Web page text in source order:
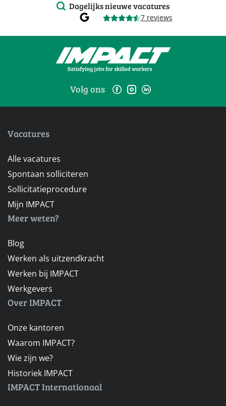
Dagelijks nieuwe vacatures
7 reviews
Volg ons
Vacatures
Alle vacatures
Spontaan solliciteren
Sollicitatieprocedure
Mijn IMPACT
Meer weten?
Blog
Werken als uitzendkracht
Werken bij IMPACT
Werkgevers
Over IMPACT
Onze kantoren
Waarom IMPACT?
Wie zijn we?
Historiek IMPACT
IMPACT Internationaal